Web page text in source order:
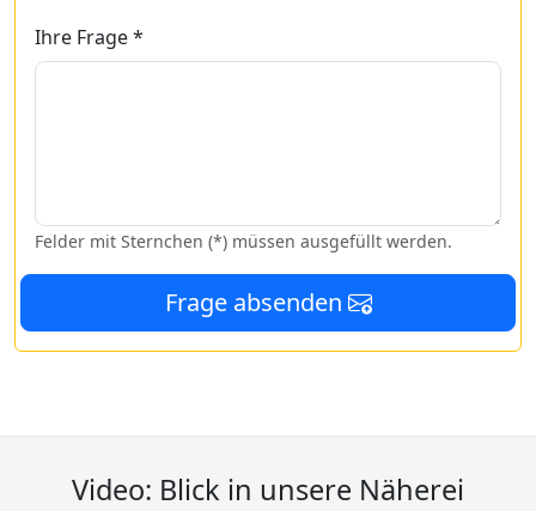
Ihre Frage *
Felder mit Sternchen (*) müssen ausgefüllt werden.
Frage absenden
Video: Blick in unsere Näherei